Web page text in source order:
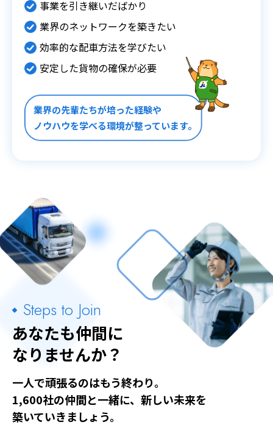
事業を引き継いだばかり
業界のネットワークを築きたい
効率的な配車方法を学びたい
安定した貨物の確保が必要
業界の先輩たちが培った経験や
ノウハウを学べる環境が整っています。
Steps to Join
あなたも仲間に
なりませんか？
一人で頑張るのはもう終わり。
1,600社の仲間と一緒に、新しい未来を
築いていきましょう。